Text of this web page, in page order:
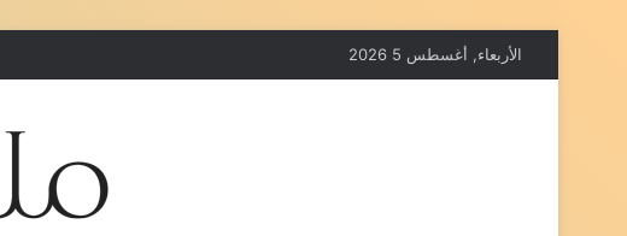
الأربعاء, أغسطس 5 2026